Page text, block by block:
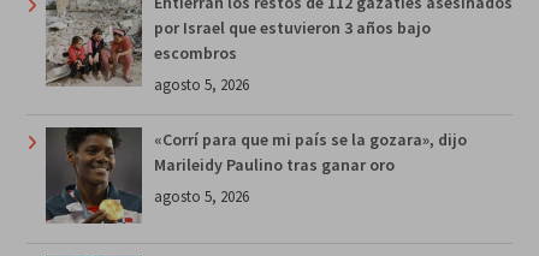
por Israel que estuvieron 3 años bajo
escombros
agosto 5, 2026
«Corrí para que mi país se la gozara», dijo
Marileidy Paulino tras ganar oro
agosto 5, 2026